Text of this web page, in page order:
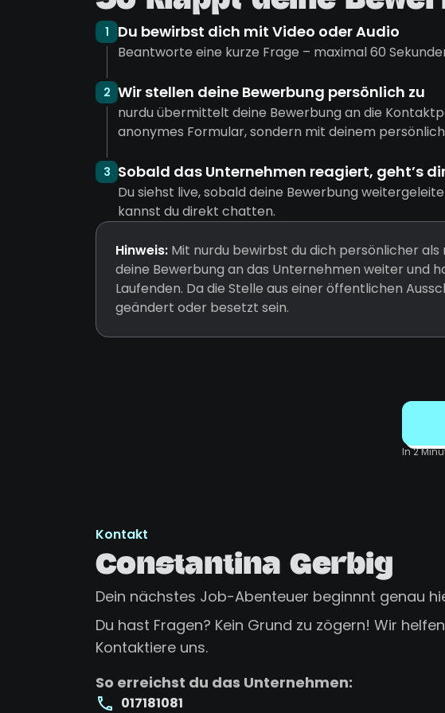
1 Du bewirbst dich mit Video oder Audio
Beantworte eine kurze Frage – maximal 60
2 Wir stellen deine Bewerbung persönlich zu
nurdu übermittelt deine Bewerbung an die
anonymes Formular, sondern mit deinem
3 Sobald das Unternehmen reagiert, geht’s
Du siehst live, sobald deine Bewerbung
kannst du direkt chatten.
Hinweis: Mit nurdu bewirbst du dich persönlicher
deine Bewerbung an das Unternehmen weiter und
Laufenden. Da die Stelle aus einer öffentlichen
geändert oder besetzt sein.
In 2
Kontakt
Constantina Gerbig
Dein nächstes Job-Abenteuer beginnnt genau
Du hast Fragen? Kein Grund zu zögern! Wir
Kontaktiere uns.
So erreichst du das Unternehmen:
017181081